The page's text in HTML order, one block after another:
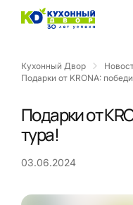
Кухонный Двор
Подарки от KRONA:
Подарки от
тура!
03.06.2024